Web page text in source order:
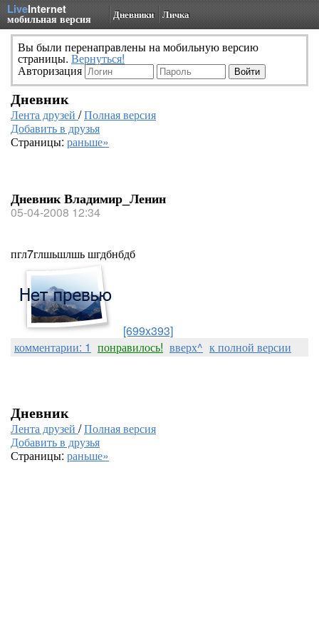
LiveInternet
мобильная версия Дневники Личка
Вы были перенаправлены на мобильную версию
страницы. Вернуться!
Авторизация
Дневник
Лента друзей /Полная версия
Добавить в друзья
Страницы: раньше»
Дневник Владимир_Ленин
05-04-2008 12:34
пгл7глшьшлшь шгдбнбдб
[699x393]
комментарии: 1 понравилось! вверх^ к полной версии
Дневник
Лента друзей /Полная версия
Добавить в друзья
Страницы: раньше»